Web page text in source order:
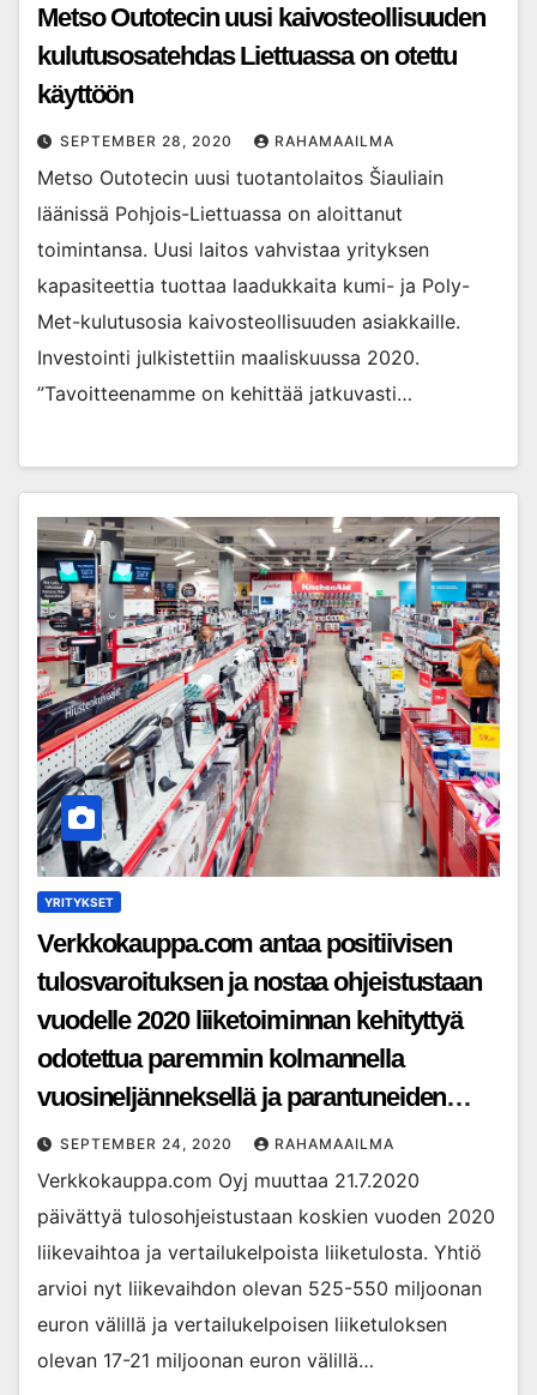
Metso Outotecin uusi kaivosteollisuuden
kulutusosatehdas Liettuassa on otettu
käyttöön
SEPTEMBER 28, 2020 RAHAMAAILMA
Metso Outotecin uusi tuotantolaitos Šiauliain
läänissä Pohjois-Liettuassa on aloittanut
toimintansa. Uusi laitos vahvistaa yrityksen
kapasiteettia tuottaa laadukkaita kumi- ja Poly-
Met-kulutusosia kaivosteollisuuden asiakkaille.
Investointi julkistettiin maaliskuussa 2020.
”Tavoitteenamme on kehittää jatkuvasti…
YRITYKSET
Verkkokauppa.com antaa positiivisen
tulosvaroituksen ja nostaa ohjeistustaan
vuodelle 2020 liiketoiminnan kehityttyä
odotettua paremmin kolmannella
vuosineljänneksellä ja parantuneiden
loppuvuoden näkymien johdosta
SEPTEMBER 24, 2020 RAHAMAAILMA
Verkkokauppa.com Oyj muuttaa 21.7.2020
päivättyä tulosohjeistustaan koskien vuoden 2020
liikevaihtoa ja vertailukelpoista liiketulosta. Yhtiö
arvioi nyt liikevaihdon olevan 525-550 miljoonan
euron välillä ja vertailukelpoisen liiketuloksen
olevan 17-21 miljoonan euron välillä…